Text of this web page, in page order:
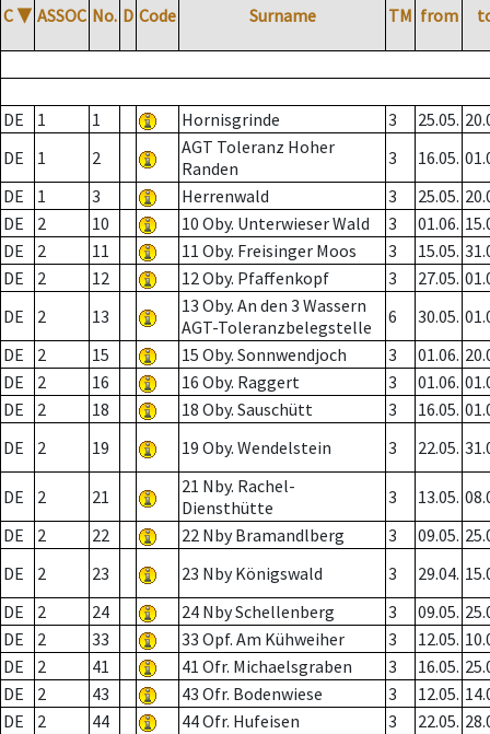
C ▼ ASSOC No. D Code Surname TM from
DE 1 1 Hornisgrinde 3 25.05.
DE
1 2
AGT Toleranz Hoher
Randen
3 16.05.
DE
1 3 Herrenwald 3 25.05.
DE
2 10 10 Oby. Unterwieser Wald 3 01.06.
DE
2 11 11 Oby. Freisinger Moos 3 15.05.
DE
2 12 12 Oby. Pfaffenkopf 3 27.05.
DE
2 13
13 Oby. An den 3 Wassern
AGT-Toleranzbelegstelle
6 30.05.
DE
2 15 15 Oby. Sonnwendjoch 3 01.06.
DE
2 16 16 Oby. Raggert 3 01.06.
DE
2 18 18 Oby. Sauschütt 3 16.05.
DE
2 19 19 Oby. Wendelstein 3 22.05.
DE 2 21
21 Nby. Rachel-
Diensthütte
3 13.05.
DE
2 22 22 Nby Bramandlberg 3 09.05.
DE
2 23 23 Nby Königswald 3 29.04.
DE
2 24 24 Nby Schellenberg 3 09.05.
DE
2 33 33 Opf. Am Kühweiher 3 12.05.
DE
2 41 41 Ofr. Michaelsgraben 3 16.05.
DE
2 43 43 Ofr. Bodenwiese 3 12.05.
DE
2 44 44 Ofr. Hufeisen 3 22.05.